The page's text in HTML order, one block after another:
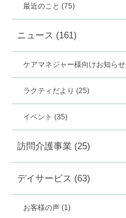
最近のこと (75)
ニュース (161)
ケアマネジャー様向けお知らせ
ラクティだより (25)
イベント (35)
訪問介護事業 (25)
デイサービス (63)
お客様の声 (1)